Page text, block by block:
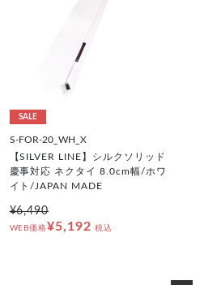
SALE
S-FOR-20_WH_X
【SILVER LINE】シルクソリッド
慶事対応 ネクタイ 8.0cm幅/ホワ
イト/JAPAN MADE
¥6,490
WEB価格¥5,192 税込